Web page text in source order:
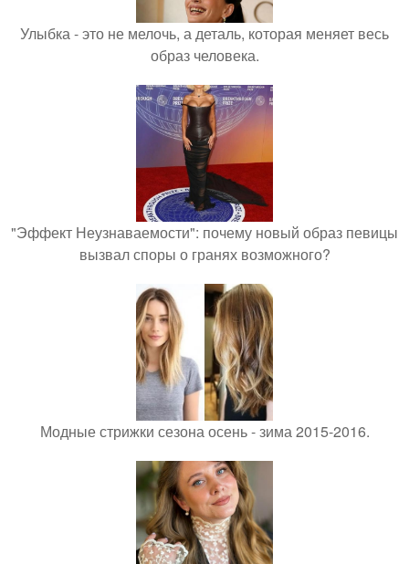
Улыбка - это не мелочь, а деталь, которая меняет весь
образ человека.
"Эффект Неузнаваемости": почему новый образ певицы
вызвал споры о гранях возможного?
Модные стрижки сезона осень - зима 2015-2016.